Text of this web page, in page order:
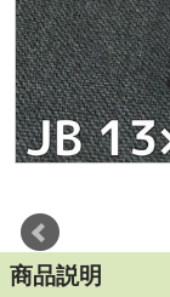
商品説明